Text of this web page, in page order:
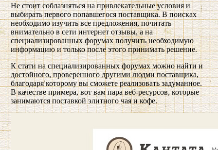
Не стоит соблазняться на привлекательные условия и
выбирать первого попавшегося поставщика. В поисках
необходимо изучить все предложения, почитать
внимательно в сети интернет отзывы, а на
специализированных форумах получить необходимую
информацию и только после этого принимать решение.
К стати на специализированных форумах можно найти и
достойного, проверенного другими людми поставщика,
благодаря которому вы сможете реализовать задуманное.
В качестве примера, вот вам пара веб-ресурсов, которые
занимаются поставкой элитного чая и кофе.